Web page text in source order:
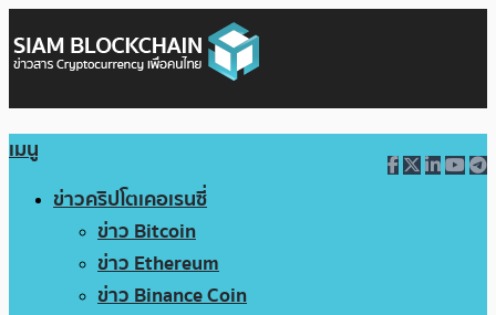
เมนู
ข่าวคริปโตเคอเรนซี่
ข่าว Bitcoin
ข่าว Ethereum
ข่าว Binance Coin